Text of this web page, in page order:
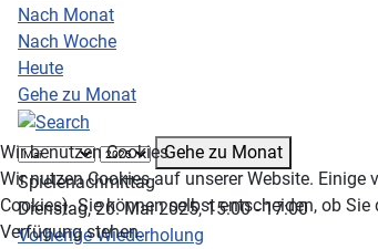
Nach Monat
Nach Woche
Heute
Gehe zu Monat
Gehe zu Monat
Spielenachmittag
Dienstag, 20. Mai 2025, 15:00 - 17:00
Vorherige Wiederholung
Wir benutzen Cookies
Wir nutzen Cookies auf unserer Website.
Cookies). Sie können selbst entscheiden, ob
Verfügung stehen.